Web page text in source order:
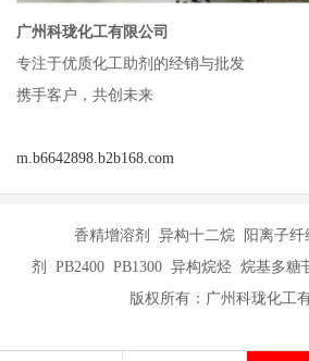
广州科珑化工有限公司
专注于优质化工助剂的经销与批发
携手客户，共创未来
m.b6642898.b2b168.com
香精增溶剂 异构十二烷 阳离子
剂 PB2400 PB1300 异构烷烃 烷基多糖
版权所有：广州科珑化工